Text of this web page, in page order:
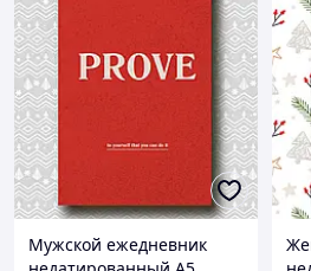
Мужской ежедневник